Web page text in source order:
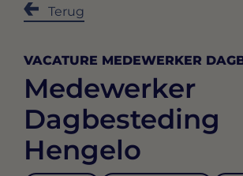
Terug
VACATURE MEDEWERKER
Medewerker
Dagbesteding
Hengelo